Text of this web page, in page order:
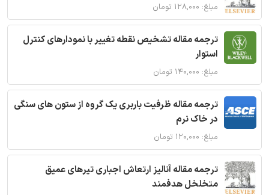
مبلغ: ۱۲۸,۰۰۰ تومان
ترجمه مقاله تشخیص نقطه تغییر با نمودارهای کنترل
استوار
مبلغ: ۱۴۰,۰۰۰ تومان
ترجمه مقاله ظرفیت باربری یک گروه از ستون های سنگی
در خاک نرم
مبلغ: ۱۲۰,۰۰۰ تومان
ترجمه مقاله آنالیز ارتعاش اجباری تیرهای عمیق
متخلخل هدفمند